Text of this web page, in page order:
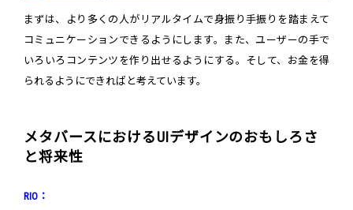
まずは、より多くの人がリアルタイムで身振り手振りを踏まえて
コミュニケーションできるようにします。また、ユーザーの手で
いろいろコンテンツを作り出せるようにする。そして、お金を得
られるようにできればと考えています。
メタバースにおけるUIデザインのおもしろさ
と将来性
RIO：